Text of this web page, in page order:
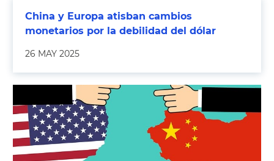
China y Europa atisban cambios
monetarios por la debilidad del dólar
26 MAY 2025